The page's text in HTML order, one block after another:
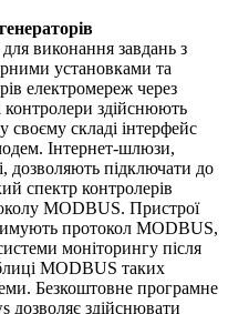
виконання завдань з
установками та
електромереж через
контролери здійснюють
складі інтерфейс
Інтернет-шлюзи,
дозволяють підключати до
спектр контролерів
MODBUS. Пристрої
протокол MODBUS,
моніторингу після
MODBUS таких
Безкоштовне програмне
дозволяє здійснювати